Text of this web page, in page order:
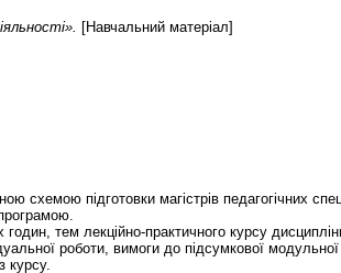
[Навчальний матеріал]
схемою підготовки магістрів педагогічних
тем лекційно-практичного курсу
роботи, вимоги до підсумкової модульної
курсу.